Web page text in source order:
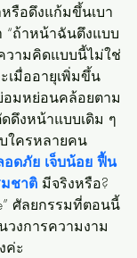
รือดึงแก้มขึ้นเบา
“ถ้าหน้าฉันตึงแบบ
วามคิดแบบนี้ไม่ใช่
เมื่ออายุเพิ่มขึ้น
อมหย่อนคล้อยตาม
ดึงหน้าแบบเดิม ๆ
ใครหลายคน
อดภัย เจ็บน้อย ฟื้น
ชาติ มีจริงหรือ?
ศัลยกรรมที่ตอนนี้
วงการความงาม
ค่ะ